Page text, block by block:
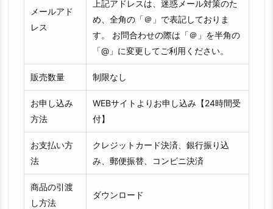
メールアド
レス
上記アドレスは、迷惑メール対策のた
め、全角の「＠」で表記しておりま
す。 お問合わせの際は「＠」を半角の
「@」に変更してご利用ください。
販売数量 制限なし
お申し込み
方法
WEBサイトよりお申し込み【24時間受
付】
お支払い方
法
クレジットカード決済、銀行振り込
み、郵便振替、コンビニ決済
商品の引渡
し方法
ダウンロード